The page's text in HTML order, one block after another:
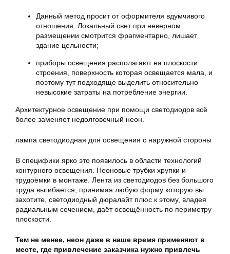
Данный метод просит от оформителя вдумчивого
отношения. Локальный свет при неверном
размещении смотрится фрагментарно, лишает
здание цельности;
приборы освещения располагают на плоскости
строения, поверхность которая освещается мала, и
поэтому тут подходяще выделить относительно
невысокие затраты на потребление энергии.
Архитектурное освещение при помощи светодиодов всё
более заменяет недолговечный неон.
лампа светодиодная для освещения с наружной стороны
В специфики ярко это появилось в области технологий
контурного освещения. Неоновые трубки хрупки и
трудоёмки в монтаже. Лента из светодиодов без большого
труда выгибается, принимая любую форму которую вы
захотите, светодиодный дюралайт плюс к этому, владея
радиальным сечением, даёт освещённость по периметру
плоскости.
Тем не менее, неон даже в наше время применяют в
месте, где привлечение заказчика нужно привлечь